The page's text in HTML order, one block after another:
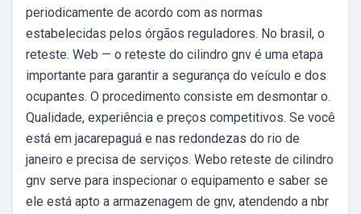
periodicamente de acordo com as normas
estabelecidas pelos órgãos reguladores. No brasil, o
reteste. Web — o reteste do cilindro gnv é uma etapa
importante para garantir a segurança do veículo e dos
ocupantes. O procedimento consiste em desmontar o.
Qualidade, experiência e preços competitivos. Se você
está em jacarepaguá e nas redondezas do rio de
janeiro e precisa de serviços. Webo reteste de cilindro
gnv serve para inspecionar o equipamento e saber se
ele está apto a armazenagem de gnv, atendendo a nbr